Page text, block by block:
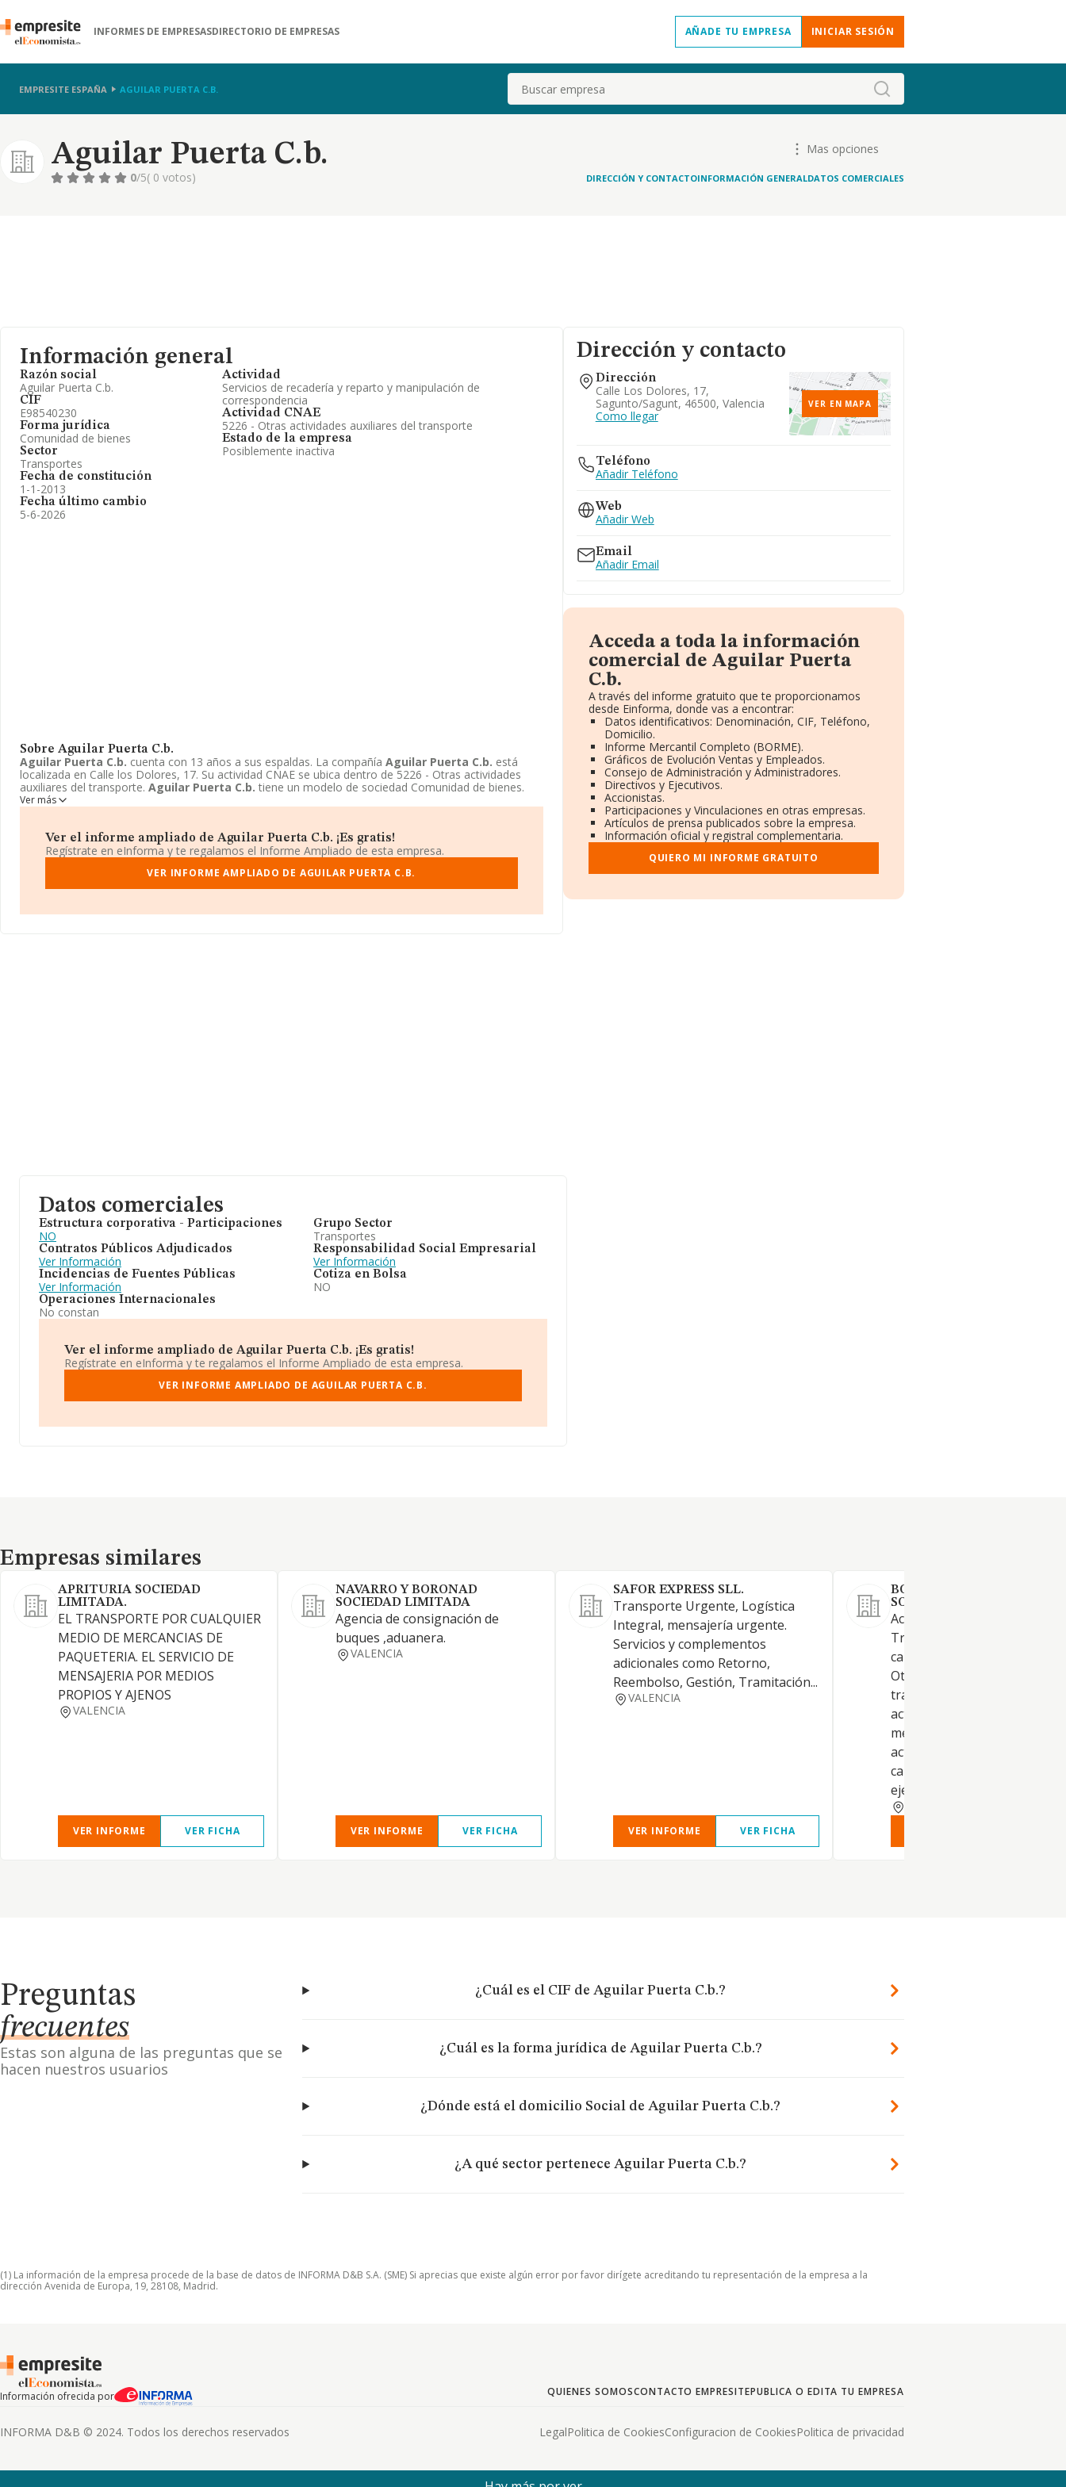
INFORMES DE EMPRESASDIRECTORIO DE EMPRESAS AÑADE TU EMPRESA INICIAR SESIÓN
EMPRESITE ESPAÑA AGUILAR PUERTA C.B. Buscar
Aguilar Puerta C.b.
Mas opciones
0/5( 0 votos) DIRECCIÓN Y CONTACTOINFORMACIÓN GENERALDATOS COMERCIALES
Información general
Razón social
Aguilar Puerta C.b.
CIF
E98540230
Forma jurídica
Comunidad de bienes
Sector
Transportes
Fecha de constitución
1-1-2013
Fecha último cambio
5-6-2026
Actividad
Servicios de recadería y reparto y manipulación de
correspondencia
Actividad CNAE
5226 - Otras actividades auxiliares del transporte
Estado de la empresa
Posiblemente inactiva
Sobre Aguilar Puerta C.b.
Aguilar Puerta C.b. cuenta con 13 años a sus espaldas. La compañía Aguilar Puerta C.b. está
localizada en Calle los Dolores, 17. Su actividad CNAE se ubica dentro de 5226 - Otras actividades
auxiliares del transporte. Aguilar Puerta C.b. tiene un modelo de sociedad Comunidad de bienes.
Ver más
Ver el informe ampliado de Aguilar Puerta C.b. ¡Es gratis!
Regístrate en eInforma y te regalamos el Informe Ampliado de esta empresa.
VER INFORME AMPLIADO DE AGUILAR PUERTA C.B.
Dirección y contacto
Dirección
Calle Los Dolores, 17,
Sagunto/sagunt, 46500, Valencia
Como llegar
VER EN MAPA
Teléfono
Añadir Teléfono
Web
Añadir Web
Email
Añadir Email
Acceda a toda la información
comercial de Aguilar Puerta
C.b.
A través del informe gratuito que te proporcionamos
desde Einforma, donde vas a encontrar:
Datos identificativos: Denominación, CIF, Teléfono,
Domicilio.
Informe Mercantil Completo (BORME).
Gráficos de Evolución Ventas y Empleados.
Consejo de Administración y Administradores.
Directivos y Ejecutivos.
Accionistas.
Participaciones y Vinculaciones en otras empresas.
Artículos de prensa publicados sobre la empresa.
Información oficial y registral complementaria.
QUIERO MI INFORME GRATUITO
Datos comerciales
Estructura corporativa - Participaciones
NO
Contratos Públicos Adjudicados
Ver Información
Incidencias de Fuentes Públicas
Ver Información
Operaciones Internacionales
No constan
Grupo Sector
Transportes
Responsabilidad Social Empresarial
Ver Información
Cotiza en Bolsa
NO
Ver el informe ampliado de Aguilar Puerta C.b. ¡Es gratis!
Regístrate en eInforma y te regalamos el Informe Ampliado de esta empresa.
VER INFORME AMPLIADO DE AGUILAR PUERTA C.B.
Empresas similares
Empresas similares
APRITURIA SOCIEDAD
LIMITADA.
EL TRANSPORTE POR CUALQUIER
MEDIO DE MERCANCIAS DE
PAQUETERIA. EL SERVICIO DE
MENSAJERIA POR MEDIOS
PROPIOS Y AJENOS
VALENCIA
VER INFORME VER FICHA
NAVARRO Y BORONAD
SOCIEDAD LIMITADA
Agencia de consignación de
buques ,aduanera.
VALENCIA
VER INFORME VER FICHA
SAFOR EXPRESS SLL.
Transporte Urgente, Logística
Integral, mensajería urgente.
Servicios y complementos
adicionales como Retorno,
Reembolso, Gestión, Tramitación...
VALENCIA
VER INFORME VER FICHA
BONAVENTURA LOGISTICS
SOCIEDAD LIMITADA.
Actividad principal: 49.41.
Transporte de mercancías
carretera. Otras actividades:
Otras actividades auxiliares
transporte, 53.20. Otras
actividades postales y de
mensajería. Si alguna de las
actividades elegidas fuera de
carácter profesional, la
ejercerá como mera interme
Preguntas
frecuentes
Estas son alguna de las preguntas que se
hacen nuestros usuarios
¿Cuál es el CIF de Aguilar Puerta C.b.?
¿Cuál es la forma jurídica de Aguilar Puerta C.b.?
¿Dónde está el domicilio Social de Aguilar Puerta C.b.?
¿A qué sector pertenece Aguilar Puerta C.b.?
(1) La información de la empresa procede de la base de datos de INFORMA D&B S.A. (SME) Si aprecias que existe algún error por favor dirígete acreditando tu representación de la empresa a la
dirección Avenida de Europa, 19, 28108, Madrid.
Información ofrecida por QUIENES SOMOSCONTACTO EMPRESITEPUBLICA O EDITA TU EMPRESA
INFORMA D&B © 2024. Todos los derechos reservados LegalPolitica de CookiesConfiguracion de CookiesPolitica de privacidad